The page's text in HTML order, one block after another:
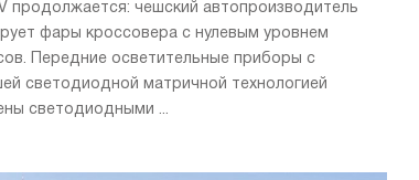
продолжается: чешский автопроизводитель
фары кроссовера с нулевым уровнем
Передние осветительные приборы с
светодиодной матричной технологией
светодиодными ...